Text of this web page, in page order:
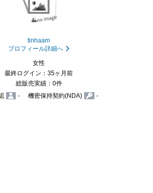
tinhaam
プロフィール詳細へ
女性
最終ログイン：35ヶ月前
総販売実績：0件
- 機密保持契約(NDA) -